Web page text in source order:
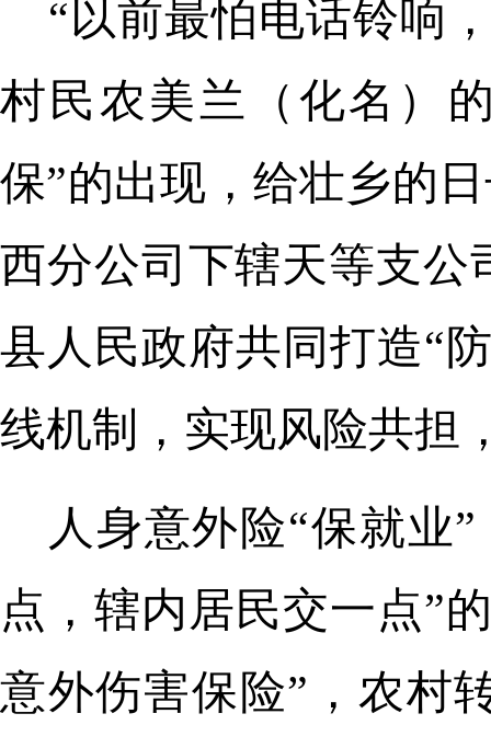
“以前最怕电话铃响
村民农美兰（化名）
保”的出现，给壮乡的
西分公司下辖天等支公
县人民政府共同打造“
线机制，实现风险共担
人身意外险“保就业
点，辖内居民交一点”
意外伤害保险”，农村